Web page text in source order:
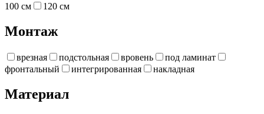
100 см
120 см
Монтаж
врезная подстольная вровень
под ламинат
фронтальный
интегрированная накладная
Материал